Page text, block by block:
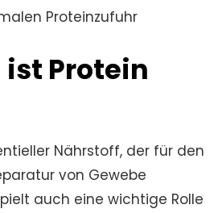
Proteinzufuhr
ist Protein
Nährstoff, der für den
von Gewebe
auch eine wichtige Rolle